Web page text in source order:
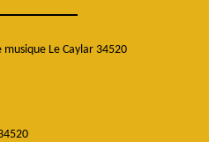
Le Caylar 34520